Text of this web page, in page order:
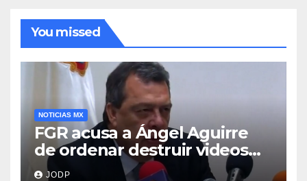
You missed
NOTICIAS MX
FGR acusa a Ángel Aguirre
de ordenar destruir videos
clave del caso Ayotzinapa
JODP